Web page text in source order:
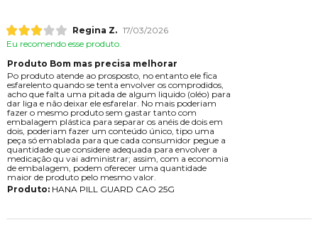
Regina Z. 17/03/2026
Eu recomendo esse produto.
Produto Bom mas precisa melhorar
Po produto atende ao prosposto, no entanto ele fica
esfarelento quando se tenta envolver os comprodidos,
acho que falta uma pitada de algum liquido (oléo) para
dar liga e não deixar ele esfarelar. No mais poderiam
fazer o mesmo produto sem gastar tanto com
embalagem plástica para separar os anéis de dois em
dois, poderiam fazer um conteúdo único, tipo uma
peça só emablada para que cada consumidor pegue a
quantidade que considere adequada para envolver a
medicação qu vai administrar; assim, com a economia
de embalagem, podem oferecer uma quantidade
maior de produto pelo mesmo valor.
Produto:HANA PILL GUARD CAO 25G